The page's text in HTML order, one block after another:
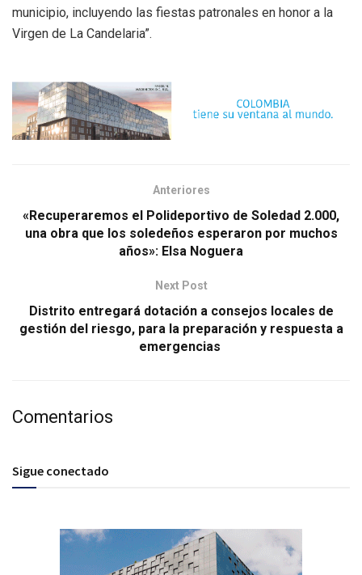
municipio, incluyendo las fiestas patronales en honor a la
Virgen de La Candelaria”.
Anteriores
«Recuperaremos el Polideportivo de Soledad 2.000,
una obra que los soledeños esperaron por muchos
años»: Elsa Noguera
Next Post
Distrito entregará dotación a consejos locales de
gestión del riesgo, para la preparación y respuesta a
emergencias
Comentarios
Sigue conectado